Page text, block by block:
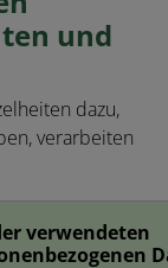
und
dazu,
verarbeiten
verwendeten